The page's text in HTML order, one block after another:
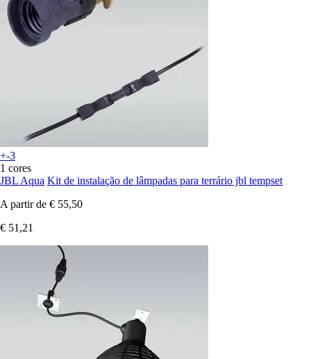
+-3
1 cores
JBL Aqua Kit de instalação de lâmpadas para terrário jbl tempset
A partir de € 55,50
€ 51,21